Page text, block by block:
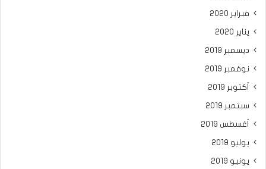
فبراير 2020
يناير 2020
ديسمبر 2019
نوفمبر 2019
أكتوبر 2019
سبتمبر 2019
أغسطس 2019
يوليو 2019
يونيو 2019